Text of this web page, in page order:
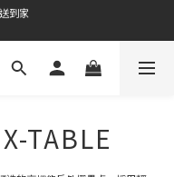
到家
到家
到家
到家TABLE